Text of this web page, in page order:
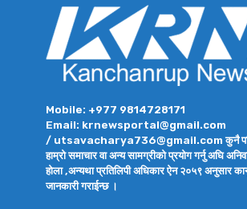
Mobile: +977 9814728171
Email: krnewsportal@gmail.com
/ utsavacharya736@gmail.com कुनै पनि
हाम्रो समाचार वा अन्य सामग्रीको प्रयोग गर्नु अघि
होला ,अन्यथा प्रतिलिपी अधिकार ऐन २०५९ अनुसार
जानकारी गराईन्छ ।